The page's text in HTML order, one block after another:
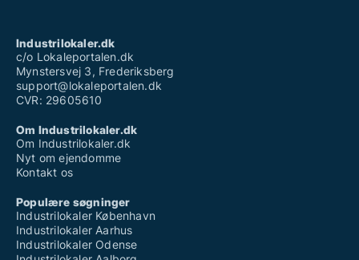
Industrilokaler.dk
c/o Lokaleportalen.dk
Mynstersvej 3, Frederiksberg
support@lokaleportalen.dk
CVR: 29605610
Om Industrilokaler.dk
Om Industrilokaler.dk
Nyt om ejendomme
Kontakt os
Populære søgninger
Industrilokaler København
Industrilokaler Aarhus
Industrilokaler Odense